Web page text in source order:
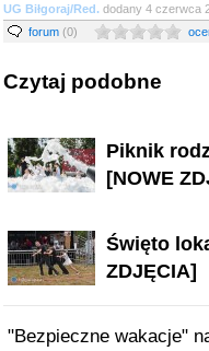
UG Biłgoraj/Red. dodany 4 czerwca
forum (0)
Czytaj podobne
Piknik
[NOWE
Święto
ZDJĘCIA]
"Bezpieczne wakacje"